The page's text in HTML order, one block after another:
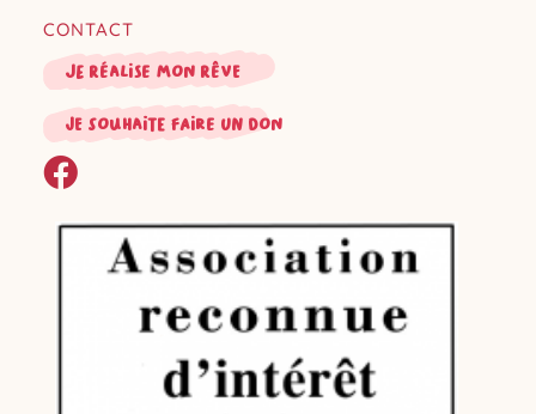
CONTACT
Je réalise mon rêve
je souhaite faire un don